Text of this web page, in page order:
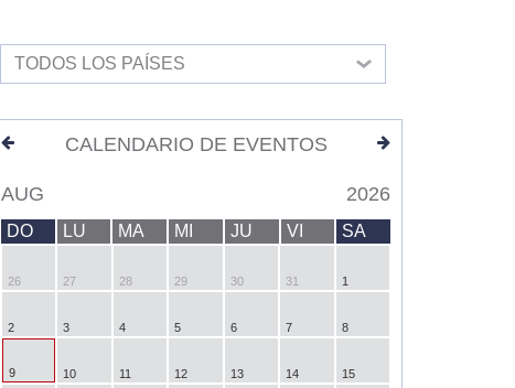
TODOS LOS PAÍSES
CALENDARIO DE EVENTOS
AUG 2026
DO LU MA MI JU VI SA
26 27 28 29 30 31 1
2 3 4 5 6 7 8
9 10 11 12 13 14 15